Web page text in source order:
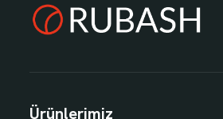
Ürünlerimiz